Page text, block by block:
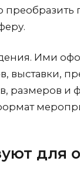
Ими
выставки,
размеров
для